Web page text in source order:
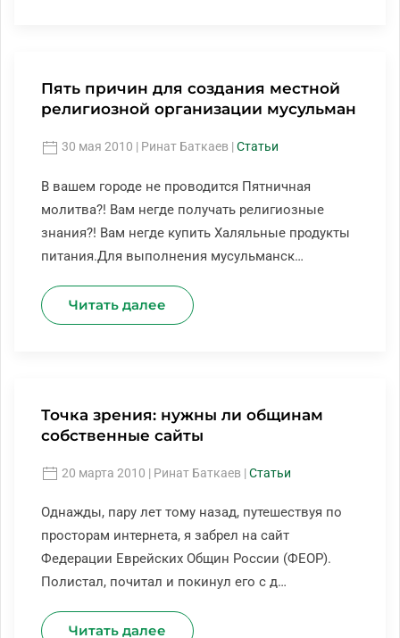
Пять причин для создания местной
религиозной организации мусульман
30 мая 2010 | Ринат Баткаев | Статьи
В вашем городе не проводится Пятничная
молитва?! Вам негде получать религиозные
знания?! Вам негде купить Халяльные продукты
питания.Для выполнения мусульманск…
Читать далее
Точка зрения: нужны ли общинам
собственные сайты
20 марта 2010 | Ринат Баткаев | Статьи
Однажды, пару лет тому назад, путешествуя по
просторам интернета, я забрел на сайт
Федерации Еврейских Общин России (ФЕОР).
Полистал, почитал и покинул его с д…
Читать далее